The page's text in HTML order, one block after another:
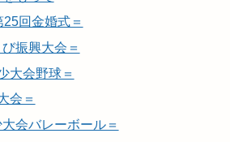
回金婚式＝
振興大会＝
大会野球＝
会＝
会バレーボール＝